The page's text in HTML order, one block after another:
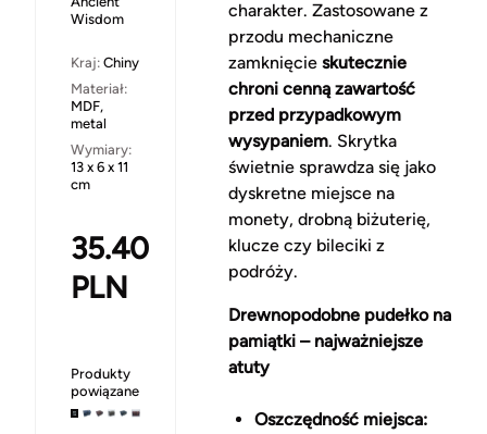
Wisdom
Kraj: Chiny
Materiał:
MDF,
metal
Wymiary:
13 x 6 x 11
cm
35.40
PLN
Produkty
powiązane
charakter. Zastosowane z
przodu mechaniczne
zamknięcie skutecznie
chroni cenną zawartość
przed przypadkowym
wysypaniem. Skrytka
świetnie sprawdza się jako
dyskretne miejsce na
monety, drobną biżuterię,
klucze czy bileciki z
podróży.
Drewnopodobne pudełko na
pamiątki – najważniejsze
atuty
Oszczędność miejsca: